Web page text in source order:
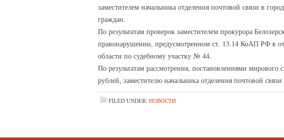
заместителем начальника отделения почтовой связи в
граждан.
По результатам проверок заместителем прокурора
правонарушении, предусмотренном ст. 13.14 КоАП РФ в
области по судебному участку № 44.
По результатам рассмотрения, постановлениями
рублей, заместителю начальника отделения почтовой
FILED UNDER: НОВОСТИ